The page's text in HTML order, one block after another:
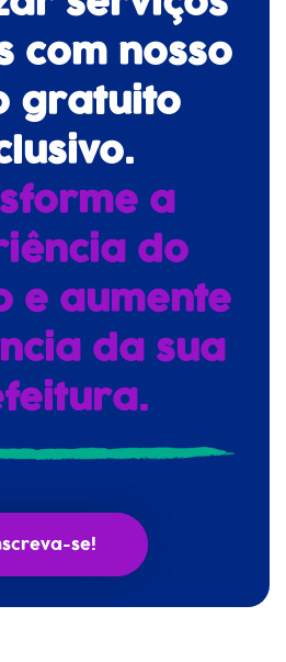
com nosso
gratuito
a
do
e aumente
da sua
se!